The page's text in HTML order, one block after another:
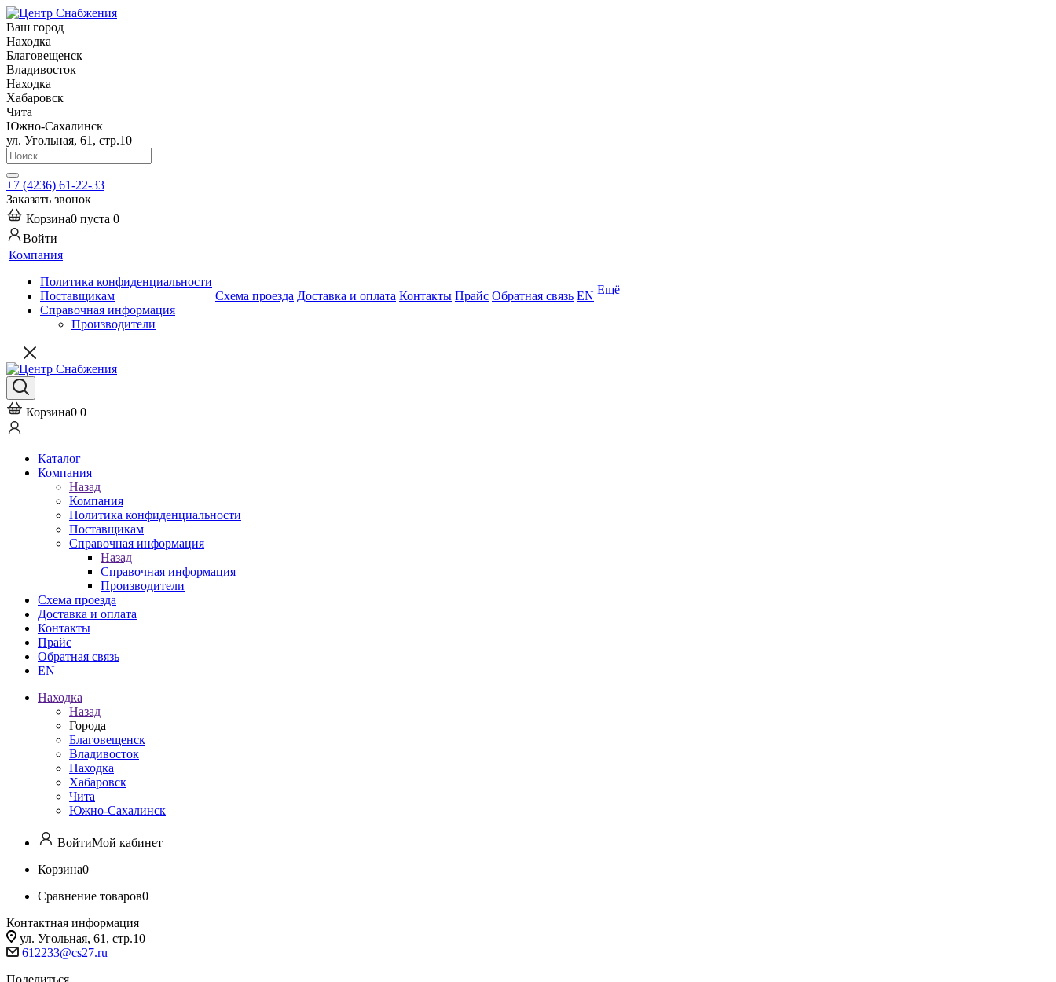
Ваш город
Находка
Благовещенск
Владивосток
Находка
Хабаровск
Чита
Южно-Сахалинск
ул. Угольная, 61, стр.10
+7 (4236) 61-22-33
Заказать звонок
Корзина0 пуста 0
Войти
Компания
Политика конфиденциальности
Поставщикам
Справочная информация
Производители
Схема проезда Доставка и оплата Контакты Прайс Обратная связь EN Ещё
Корзина0 0
Каталог
Компания
Назад
Компания
Политика конфиденциальности
Поставщикам
Справочная информация
Назад
Справочная информация
Производители
Схема проезда
Доставка и оплата
Контакты
Прайс
Обратная связь
EN
Находка
Назад
Города
Благовещенск
Владивосток
Находка
Хабаровск
Чита
Южно-Сахалинск
ВойтиМой кабинет
Корзина0
Сравнение товаров0
Контактная информация
ул. Угольная, 61, стр.10
612233@cs27.ru
Поделиться